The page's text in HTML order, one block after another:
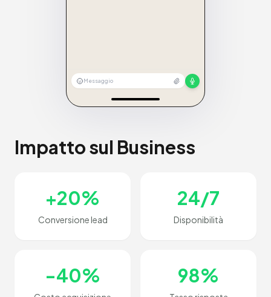
Messaggio
Impatto sul Business
+20%
Conversione lead
24/7
Disponibilità
-40% 98%